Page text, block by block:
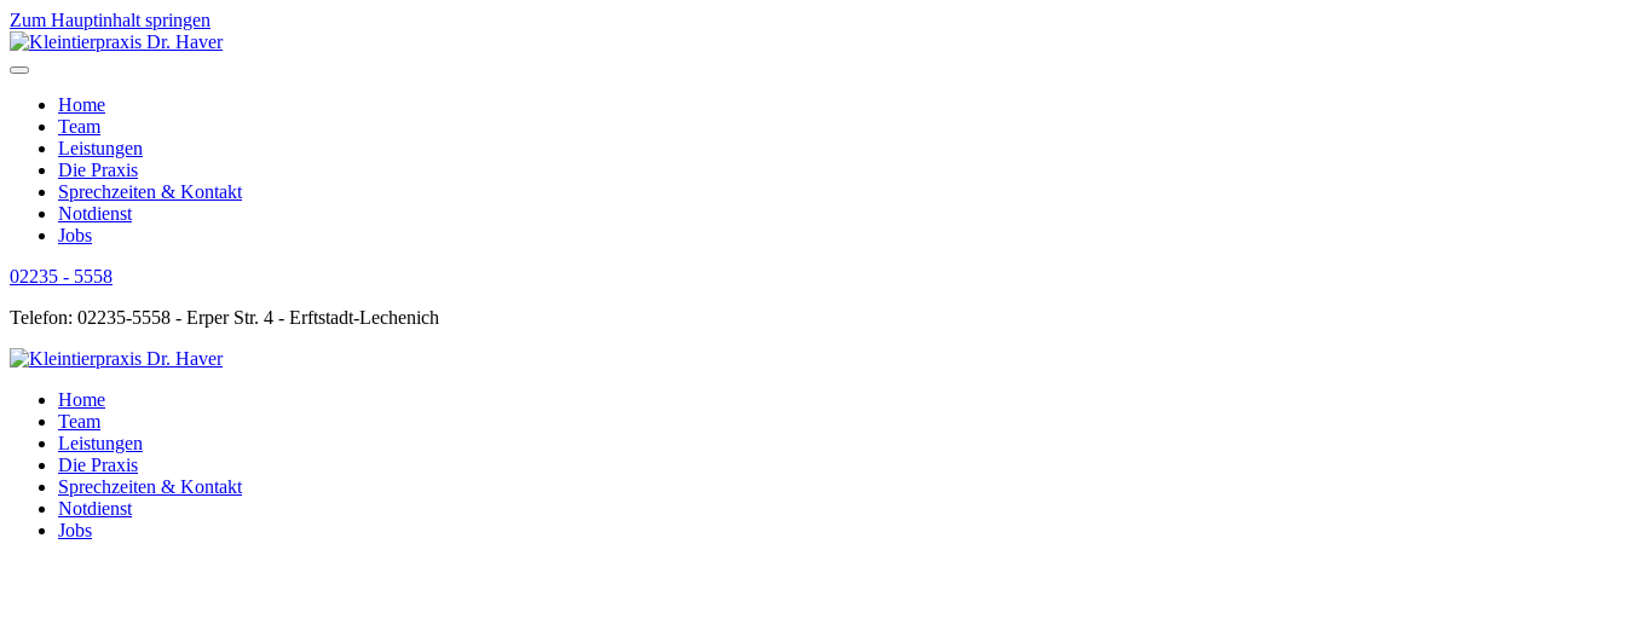
Zum Hauptinhalt springen
Home
Team
Leistungen
Die Praxis
Sprechzeiten & Kontakt
Notdienst
Jobs
02235 - 5558
Telefon: 02235-5558 - Erper Str. 4 - Erftstadt-Lechenich
Home
Team
Leistungen
Die Praxis
Sprechzeiten & Kontakt
Notdienst
Jobs